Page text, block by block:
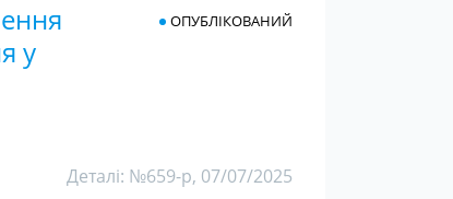
у
ОПУБЛІКОВАНИЙ
Деталі: №659-р, 07/07/2025